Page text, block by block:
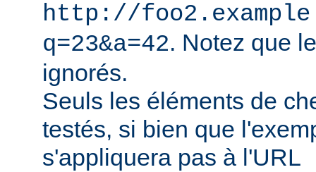
http://
q=23&a=42. Notez que
ignorés.
Seuls les éléments de
testés, si bien que
s'appliquera pas à l'URL